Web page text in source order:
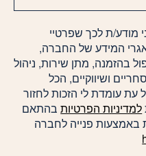
מודע/ת לכך שפרטיי
המידע של החברה,
בהזמנה, מתן שירות, ניהול
ושיווקיים, הכל
עת עומדת לי הזכות לחזור
למדיניות הפרטיותבהתאם
באמצעות פנייה לחברה